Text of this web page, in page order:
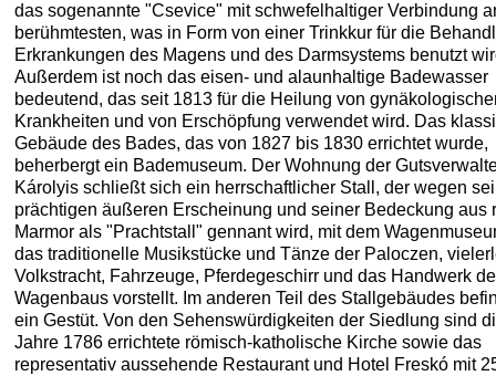
das sogenannte "Csevice" mit schwefelhaltiger Verbindung
berühmtesten, was in Form von einer Trinkkur für die
Erkrankungen des Magens und des Darmsystems benutzt
Außerdem ist noch das eisen- und alaunhaltige Badewasser
bedeutend, das seit 1813 für die Heilung von
Krankheiten und von Erschöpfung verwendet wird. Das
Gebäude des Bades, das von 1827 bis 1830 errichtet wurde,
beherbergt ein Bademuseum. Der Wohnung der
Károlyis schließt sich ein herrschaftlicher Stall, der wegen
prächtigen äußeren Erscheinung und seiner Bedeckung aus
Marmor als "Prachtstall" gennant wird, mit dem
das traditionelle Musikstücke und Tänze der Paloczen,
Volkstracht, Fahrzeuge, Pferdegeschirr und das Handwerk
Wagenbaus vorstellt. Im anderen Teil des Stallgebäudes
ein Gestüt. Von den Sehenswürdigkeiten der Siedlung sind
Jahre 1786 errichtete römisch-katholische Kirche sowie das
representativ aussehende Restaurant und Hotel Freskó mit